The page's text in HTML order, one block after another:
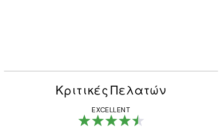
Κριτικές Πελατών
EXCELLENT